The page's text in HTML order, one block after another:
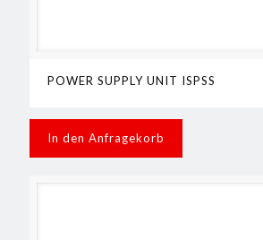
POWER SUPPLY UNIT ISPSS
In den Anfragekorb